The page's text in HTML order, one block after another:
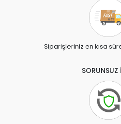
Siparişleriniz en kısa
SORUNSUZ